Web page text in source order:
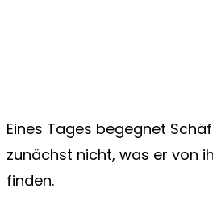
Eines Tages begegnet
zunächst nicht, was er von
finden.